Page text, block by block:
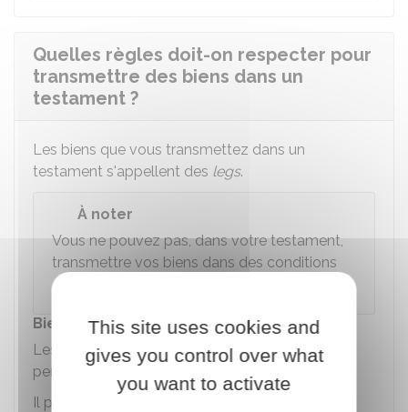
Quelles règles doit-on respecter pour
transmettre des biens dans un
testament ?
Les biens que vous transmettez dans un
testament s'appellent des legs.
À noter
Vous ne pouvez pas, dans votre testament,
transmettre vos biens dans des conditions
qui sont contraires à la loi ou aux mœurs.
Biens pouvant être légués
Les biens doivent vous appartenir
personnellement.
Il peut s'agir de maisons, appartements, terrains,
This site uses cookies and
gives you control over what
you want to activate